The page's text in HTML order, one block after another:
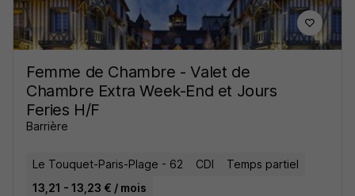
Femme de Chambre - Valet de
Chambre Extra Week-End et Jours
Feries H/F
Barrière
Le Touquet-Paris-Plage - 62 CDI
Temps partiel
13,21 - 13,23 € / mois